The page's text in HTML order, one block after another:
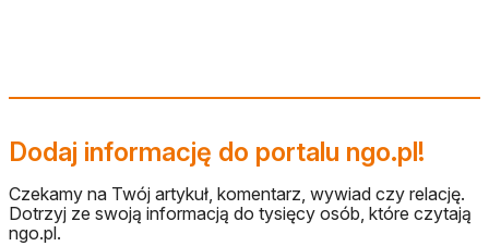
Dodaj informację do portalu ngo.pl!
Czekamy na Twój artykuł, komentarz, wywiad czy relację.
Dotrzyj ze swoją informacją do tysięcy osób, które czytają
ngo.pl.